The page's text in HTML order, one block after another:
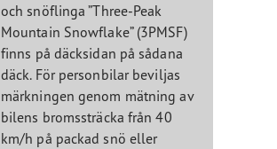
och snöflinga ”Three-Peak
Mountain Snowflake” (3PMSF)
finns på däcksidan på sådana
däck. För personbilar beviljas
märkningen genom mätning av
bilens bromssträcka från 40
km/h på packad snö eller